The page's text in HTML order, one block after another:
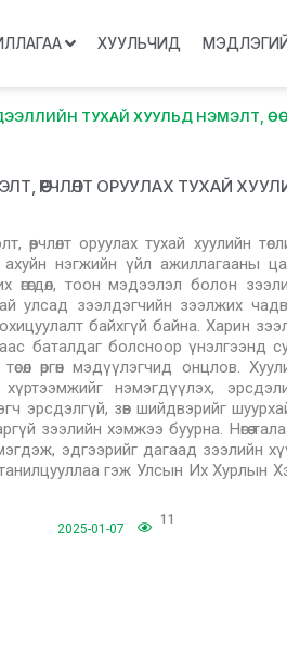
ХУУЛЬЧИД
ТУХАЙ ХУУЛЬД НЭМЭЛТ,
ОРУУЛАХ ТУХАЙ
оруулах тухай хуулийн
нэгжийн үйл ажиллагааны
өгөгдөл, тоон мэдээлэл болон
улсад зээлдэгчийн зээлжих
байхгүй байна. Харин
баталдаг болсноор үнэлгээнд
өргөн мэдүүлэгчид онцлов.
нэмэгдүүлэх,
эрсдэлгүй, зөв шийдвэрийг
зээлийн хэмжээ буурна. Нөгөө
эдгээрийг дагаад зээлийн
танилцууллаа гэж Улсын Их
2025-01-07
11